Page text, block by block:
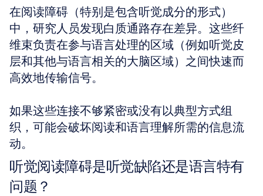
在阅读障碍（特别是包含听觉成分的形式）
中，研究人员发现白质通路存在差异。这些纤
维束负责在参与语言处理的区域（例如听觉皮
层和其他与语言相关的大脑区域）之间快速而
高效地传输信号。
如果这些连接不够紧密或没有以典型方式组
织，可能会破坏阅读和语言理解所需的信息流
动。
听觉阅读障碍是听觉缺陷还是语言特有
问题？